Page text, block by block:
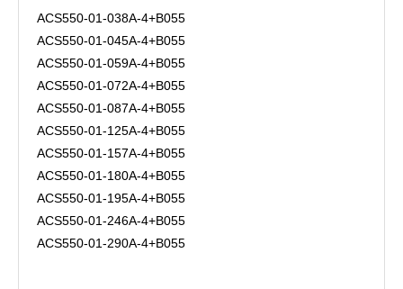
ACS550-01-038A-4+B055
ACS550-01-045A-4+B055
ACS550-01-059A-4+B055
ACS550-01-072A-4+B055
ACS550-01-087A-4+B055
ACS550-01-125A-4+B055
ACS550-01-157A-4+B055
ACS550-01-180A-4+B055
ACS550-01-195A-4+B055
ACS550-01-246A-4+B055
ACS550-01-290A-4+B055